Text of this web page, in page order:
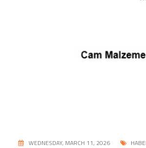
WEDNESDAY, MARCH 11, 2026